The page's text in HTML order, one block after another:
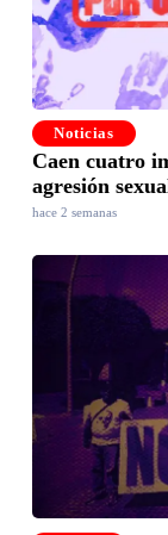
Noticias
Caen cuatro
agresión
hace 2 semanas